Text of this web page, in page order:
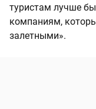
туристам лучше
компаниям,
залетными».